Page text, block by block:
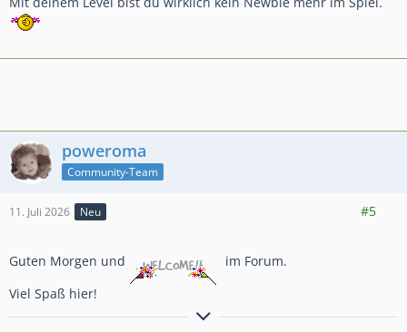
poweroma
Community-Team
11. Juli 2026
Neu #5
Guten Morgen und
im Forum.
Viel Spaß hier!
"Kleine Schritte sind besser als keine Schritte..."